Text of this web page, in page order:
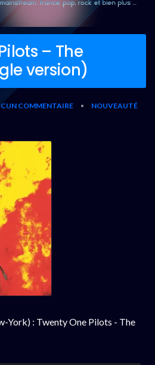
– The
version)
COMMENTAIRE •
NOUVEAUTÉ
York) : Twenty One Pilots - The